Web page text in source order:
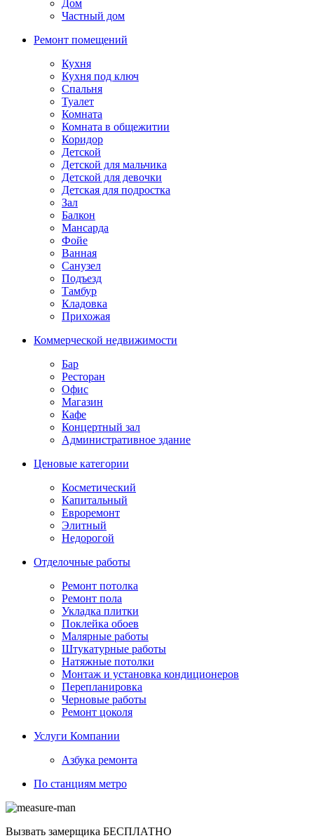
Дом
Частный дом
Ремонт помещений
Кухня
Кухня под ключ
Спальня
Туалет
Комната
Комната в общежитии
Коридор
Детской
Детской для мальчика
Детской для девочки
Детская для подростка
Зал
Балкон
Мансарда
Фойе
Ванная
Санузел
Подъезд
Тамбур
Кладовка
Прихожая
Коммерческой недвижимости
Бар
Ресторан
Офис
Магазин
Кафе
Концертный зал
Административное здание
Ценовые категории
Косметический
Капитальный
Евроремонт
Элитный
Недорогой
Отделочные работы
Ремонт потолка
Ремонт пола
Укладка плитки
Поклейка обоев
Малярные работы
Штукатурные работы
Натяжные потолки
Монтаж и установка кондиционеров
Перепланировка
Черновые работы
Ремонт цоколя
Услуги Компании
Азбука ремонта
По станциям метро
Вызвать замерщика БЕСПЛАТНО